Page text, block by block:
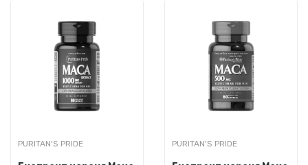
PURITAN'S PRIDE PURITAN'S PRIDE